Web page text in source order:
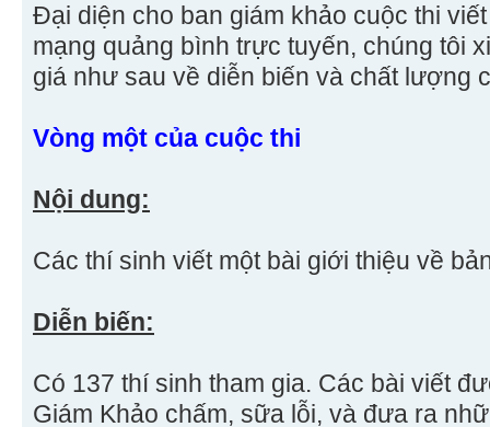
Đại diện cho ban giám khảo cuộc thi
mạng quảng bình trực tuyến, chúng tôi
giá như sau về diễn biến và chất lượng
Vòng một của cuộc thi
Nội dung:
Các thí sinh viết một bài giới thiệu về
Diễn biến:
Có 137 thí sinh tham gia. Các bài viết
Giám Khảo chấm, sữa lỗi, và đưa ra